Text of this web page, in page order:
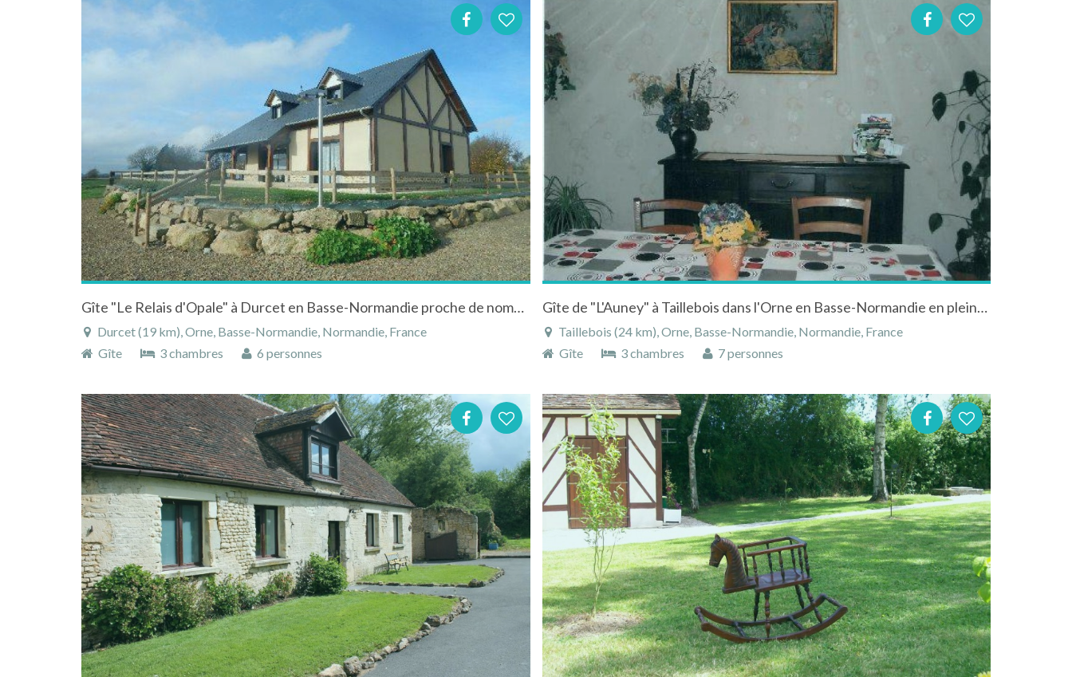
Gîte "Le Relais d'Opale" à Durcet en Basse-Normandie proche de nombreux chemins de randonnées
Durcet (19 km), Orne, Basse-Normandie, Normandie, France
Gîte
3 chambres 6 personnes
Gîte de "L'Auney" à Taillebois dans l'Orne en Basse-Normandie en pleine campagne
Taillebois (24 km), Orne, Basse-Normandie, Normandie, France
Gîte
3 chambres 7 personnes